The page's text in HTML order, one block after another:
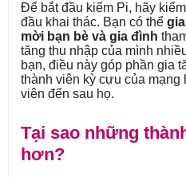
Để bắt đầu kiếm Pi, hãy
đầu khai thác. Bạn có thể
mời bạn bè và gia đình
tăng thu nhập của mình
bạn, điều này góp phần gia
thành viên kỳ cựu của
viên đến sau họ.
Tại sao những
hơn?